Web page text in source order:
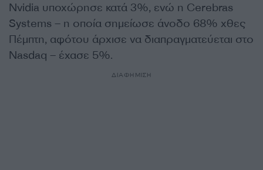
Nvidia υποχώρησε κατά 3%, ενώ η Cerebras
Systems – η οποία σημείωσε άνοδο 68% χθες
Πέμπτη, αφότου άρχισε να διαπραγματεύεται στο
Nasdaq – έχασε 5%.
ΔΙΑΦΗΜΙΣΗ